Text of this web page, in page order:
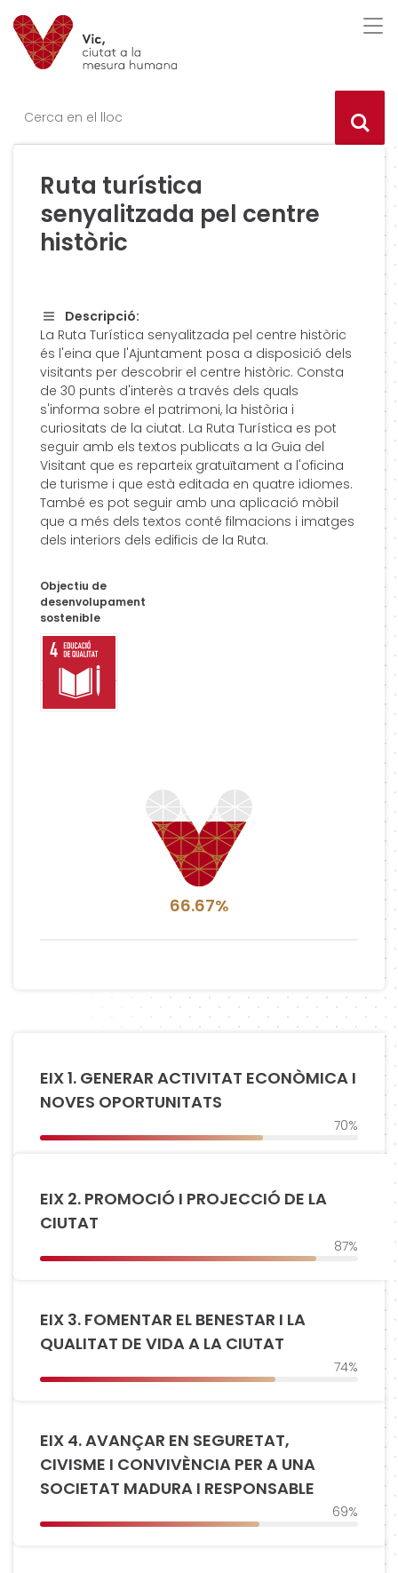
Saltar al contingut
Saltar a la navegació
Informació de contacte
Ruta turística
senyalitzada pel centre
històric
Descripció:
La Ruta Turística senyalitzada pel centre històric
és l'eina que l'Ajuntament posa a disposició dels
visitants per descobrir el centre històric. Consta
de 30 punts d'interès a través dels quals
s'informa sobre el patrimoni, la història i
curiositats de la ciutat. La Ruta Turística es pot
seguir amb els textos publicats a la Guia del
Visitant que es reparteix gratuïtament a l'oficina
de turisme i que està editada en quatre idiomes.
També es pot seguir amb una aplicació mòbil
que a més dels textos conté filmacions i imatges
dels interiors dels edificis de la Ruta.
Objectiu de
desenvolupament
sostenible
66.67%
EIX 1. GENERAR ACTIVITAT ECONÒMICA I
NOVES OPORTUNITATS
70%
EIX 2. PROMOCIÓ I PROJECCIÓ DE LA
CIUTAT
87%
EIX 3. FOMENTAR EL BENESTAR I LA
QUALITAT DE VIDA A LA CIUTAT
74%
EIX 4. AVANÇAR EN SEGURETAT,
CIVISME I CONVIVÈNCIA PER A UNA
SOCIETAT MADURA I RESPONSABLE
69%